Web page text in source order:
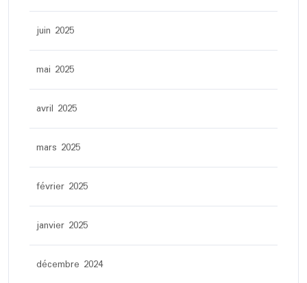
juin 2025
mai 2025
avril 2025
mars 2025
février 2025
janvier 2025
décembre 2024